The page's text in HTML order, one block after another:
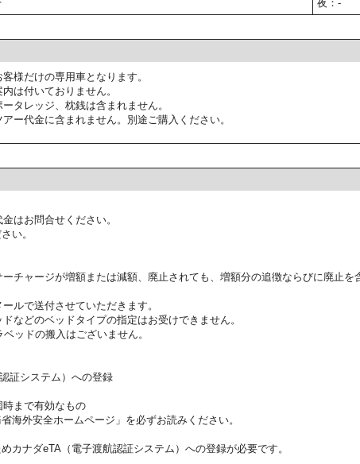
夜：-
様だけの専用車となります。
は付いておりません。
タレッジ、枕銭は含まれません。
ー代金に含まれません。別途ご購入ください。
はお問合せください。
い。
ーチャージが増額または減額、廃止されても、増額分の追徴ならびに廃止
ルで送付させていただきます。
などのベッドタイプの指定はお受けできません。
ッドの搬入はございません。
証システム）への登録
時まで有効なもの
海外安全ホームページ」を必ずお読みください。
カナダeTA（電子渡航認証システム）への登録が必要です。